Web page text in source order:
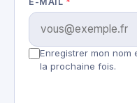
Enregistrer mon nom
la prochaine fois.